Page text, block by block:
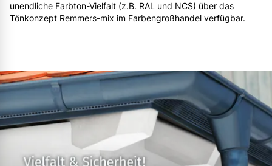
unendliche Farbton-Vielfalt (z.B. RAL und NCS) über das
Tönkonzept Remmers-mix im Farbengroßhandel verfügbar.